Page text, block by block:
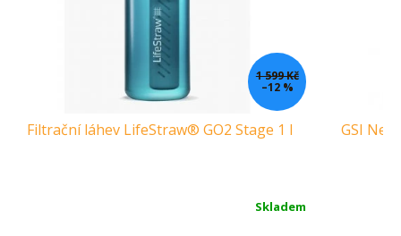
1 599 Kč
–12 %
Filtrační láhev LifeStraw® GO2 Stage 1 l
Skladem
GSI